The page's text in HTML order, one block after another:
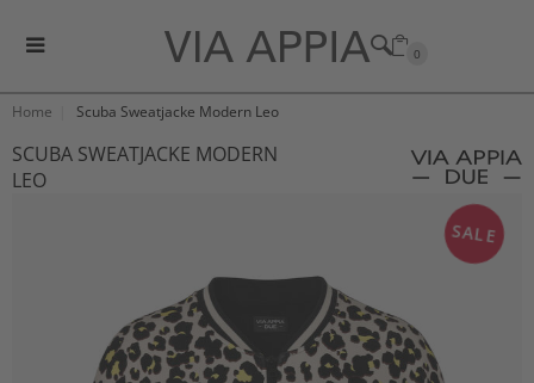
0
Home Scuba Sweatjacke Modern Leo
SCUBA SWEATJACKE MODERN
LEO
SALE